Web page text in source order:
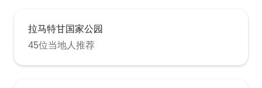
拉马特甘国家公园
45位当地人推荐